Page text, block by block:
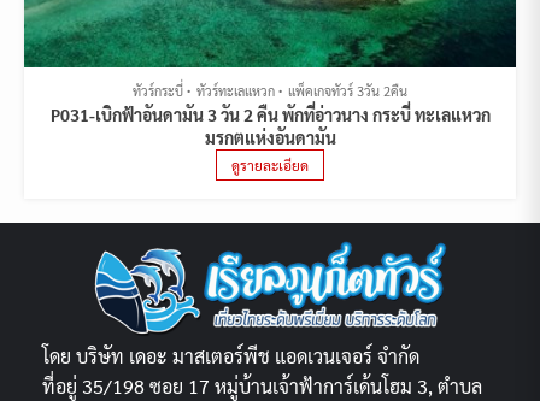
ทัวร์กระบี่ ทัวร์ทะเลแหวก แพ็คเกจทัวร์ 3วัน 2คืน
P031-เบิกฟ้าอันดามัน 3 วัน 2 คืน พักที่อ่าวนาง กระบี่ ทะเลแหวก
มรกตแห่งอันดามัน
ดูรายละเอียด
โดย บริษัท เดอะ มาสเตอร์พีช แอดเวนเจอร์ จำกัด
ที่อยู่ 35/198 ซอย 17 หมู่บ้านเจ้าฟ้าการ์เด้นโฮม 3, ตำบล